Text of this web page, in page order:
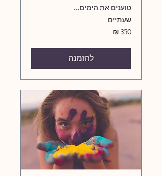
טוענים את הימים...
שעתיים
350
שקלים
להזמנה